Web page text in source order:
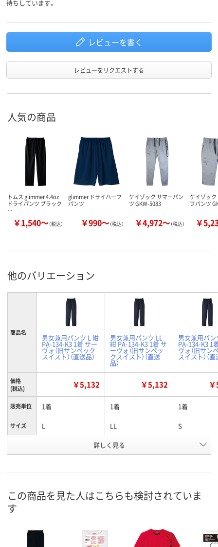
待ちしています。
レビューを書く
レビューをリクエストする
人気の商品
トムス glimmer 4.4oz
ドライパンツ ブラック
…
￥1,540～（税込）
glimmer ドライハーフ
パンツ
￥990～（税込）
ケイゾック サマーパン
ツ GKW-5083
￥4,972～（税込）
ケイゾッ
フパンツ
￥
他のバリエーション
商品名
男女兼用パンツ L 紺
PA-134-K3 1着 サー
ヴォ（旧サンペック
スイスト）（直送品）
男女兼用パンツ LL
紺 PA-134-K3 1着 サ
ーヴォ（旧サンペッ
クスイスト）（直送
品）
男女兼用パン
PA-134-K3 1
ヴォ（旧サン
スイスト）（直
価格
(税込)
￥5,132 ￥5,132
販売単位 1着 1着 1着
サイズ L LL S
J085271 J085268
カゴへ カゴへ カ
詳しく見る
この商品を見た人はこちらも検討されていま
す